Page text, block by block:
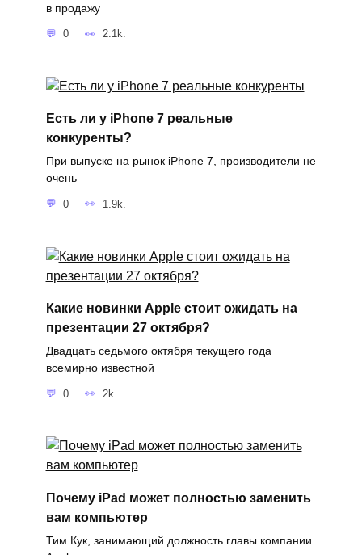
в продажу
0 2.1k.
Есть ли у iPhone 7 реальные
конкуренты?
При выпуске на рынок iPhone 7, производители не
очень
0 1.9k.
Какие новинки Apple стоит ожидать на
презентации 27 октября?
Двадцать седьмого октября текущего года
всемирно известной
0 2k.
Почему iPad может полностью заменить
вам компьютер
Тим Кук, занимающий должность главы компании